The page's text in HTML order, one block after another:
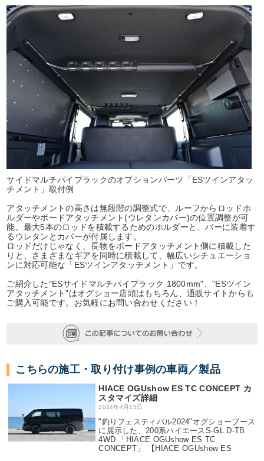
サイドマルチパイプラックのオプションパーツ「ESツインアタッ
チメント」取付例
アタッチメントの高さは無段階の調整式で、ルーフからロッドホ
ルダーやボードアタッチメント(ウレタンカバー)の位置調整が可
能。最大5本のロッドを積載するためのホルダーと、バーに装着す
るウレタンとカバーが付属します。
ロッドだけじゃなく、長物をボードアタッチメント側に積載した
りと、さまざまなギアを同時に積載して、幅広いシチュエーショ
ンに対応可能な「ESツインアタッチメント」です。
ご紹介した"ESサイドマルチパイプラック 1800mm"、"ESツイン
アタッチメント"はオグショー店頭はもちろん、通販サイトからも
ご購入可能です。お気軽にお問い合わせください！
こちらの施工・取り付け事例の車両／製品
HIACE OGUshow ES TC CONCEPT カ
スタマイズ詳細
2024年4月15日
"釣りフェスティバル2024"オグショーブース
に展示した、200系ハイエースS-GL D-TB
4WD 「HIACE OGUshow ES TC
CONCEPT」 【HIACE OGUshow ES